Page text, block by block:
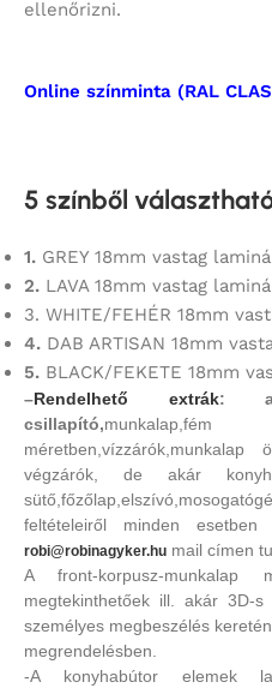
ellenőrizni.
Online színminta (RAL
5 színből
1. GREY 18mm vastag
2. LAVA 18mm vastag
3. WHITE/FEHÉR 18mm
4. DAB ARTISAN 18mm
5. BLACK/FEKETE 18mm
–Rendelhető extrák:
csillapító,
méretben,vízzárók,munkalap
végzárók, de akár
feltételeiről minden esetben
robi@robinagyker.hu mail címen
A front-korpusz-munkalap
megtekinthetőek ill. akár 3D-
személyes megbeszélés
megrendelésben.
-A konyhabútor elemek